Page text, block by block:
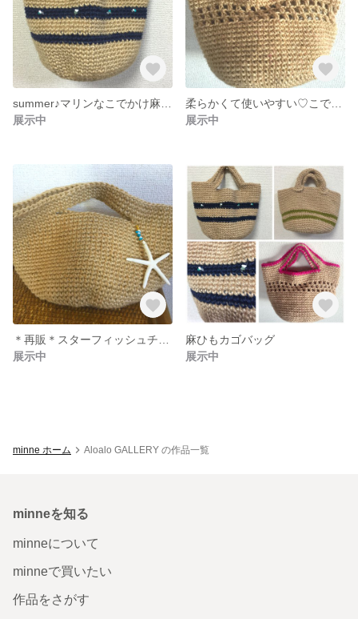
展示中
展示中
展示中
麻ひもカゴバッグ
展示中
minne ホーム Aloalo GALLERY の作品一覧
minneを知る
minneについて
minneで買いたい
作品をさがす